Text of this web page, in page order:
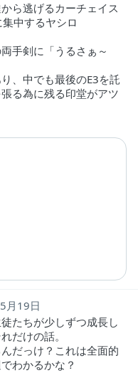
ら逃げるカーチェイス
中するヤシロ
手剣に「うるさぁ～
、中でも最後のE3を託
る為に残る印堂がアツ
5月19日
たちが少しずつ成長し
だけの話。
だっけ？これは全面的
わかるかな？